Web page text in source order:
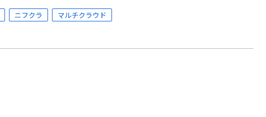
ニフクラ マルチクラウド